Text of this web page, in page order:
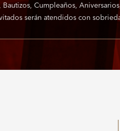
Bautizos, Cumpleaños,
serán atendidos con